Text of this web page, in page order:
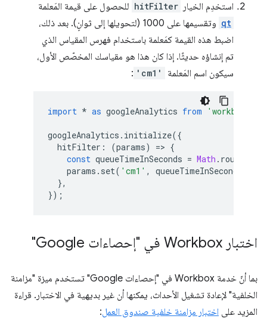
استخدِم الخيار hitFilter للحصول على قيمة المَعلمة
qt
وتقسيمها على 1000 (لتحويلها إلى ثوانٍ). بعد ذلك،
اضبط هذه القيمة كمَعلمة باستخدام فهرس المقياس الذي
تم إنشاؤه حديثًا. إذا كان هذا هو مقياسك المخصّص الأول،
سيكون اسم المَعلمة
'cm1'
:
import * as googleAnalytics from 'workbox-
googleAnalytics . initialize({
hitFilter : (params) => {
const queueTimeInSeconds = Math . round
params . set( 'cm1' , queueTimeInSeconds
},
});
اختبار Workbox في "إحصاءات Google"
بما أنّ خدمة Workbox في "إحصاءات Google" تستخدم ميزة "مزامنة
الخلفية" لإعادة تشغيل الأحداث، يمكنها أن غير بديهية في الاختبار. قراءة
المزيد على اختبار مزامنة خلفية صندوق العمل: